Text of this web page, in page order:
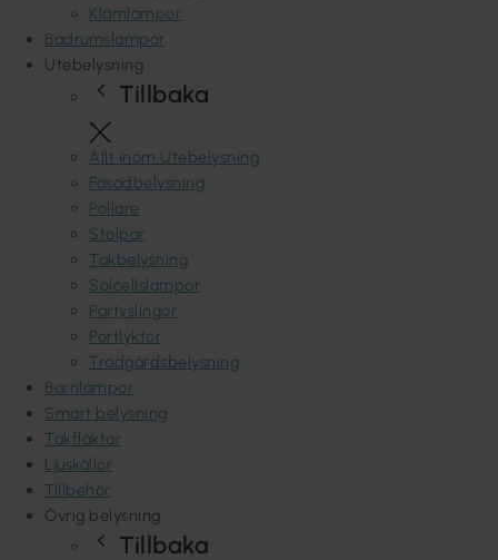
Klämlampor
Badrumslampor
Utebelysning
Tillbaka
Allt inom Utebelysning
Fasadbelysning
Pollare
Stolpar
Takbelysning
Solcellslampor
Partyslingor
Portlyktor
Trädgårdsbelysning
Barnlampor
Smart belysning
Takfläktar
Ljuskällor
Tillbehör
Övrig belysning
Tillbaka